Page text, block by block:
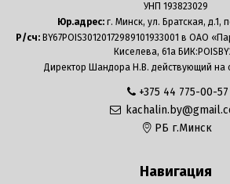
УНП 193823029
Юр.адрес: г. Минск, ул. Братская, д.1,
Р/сч:BY67POIS30120172989101933001 в ОАО
Киселева, 61а
Директор Шандора Н.В. действующий на
+375 44 775-00-57
РБ г.Минск
Навигация